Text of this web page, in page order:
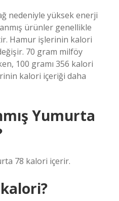
nedeniyle yüksek enerji
ürünler genellikle
Hamur işlerinin kalori
70 gram milföy
100 gramı 356 kalori
kalori içeriği daha
Yumurta
78 kalori içerir.